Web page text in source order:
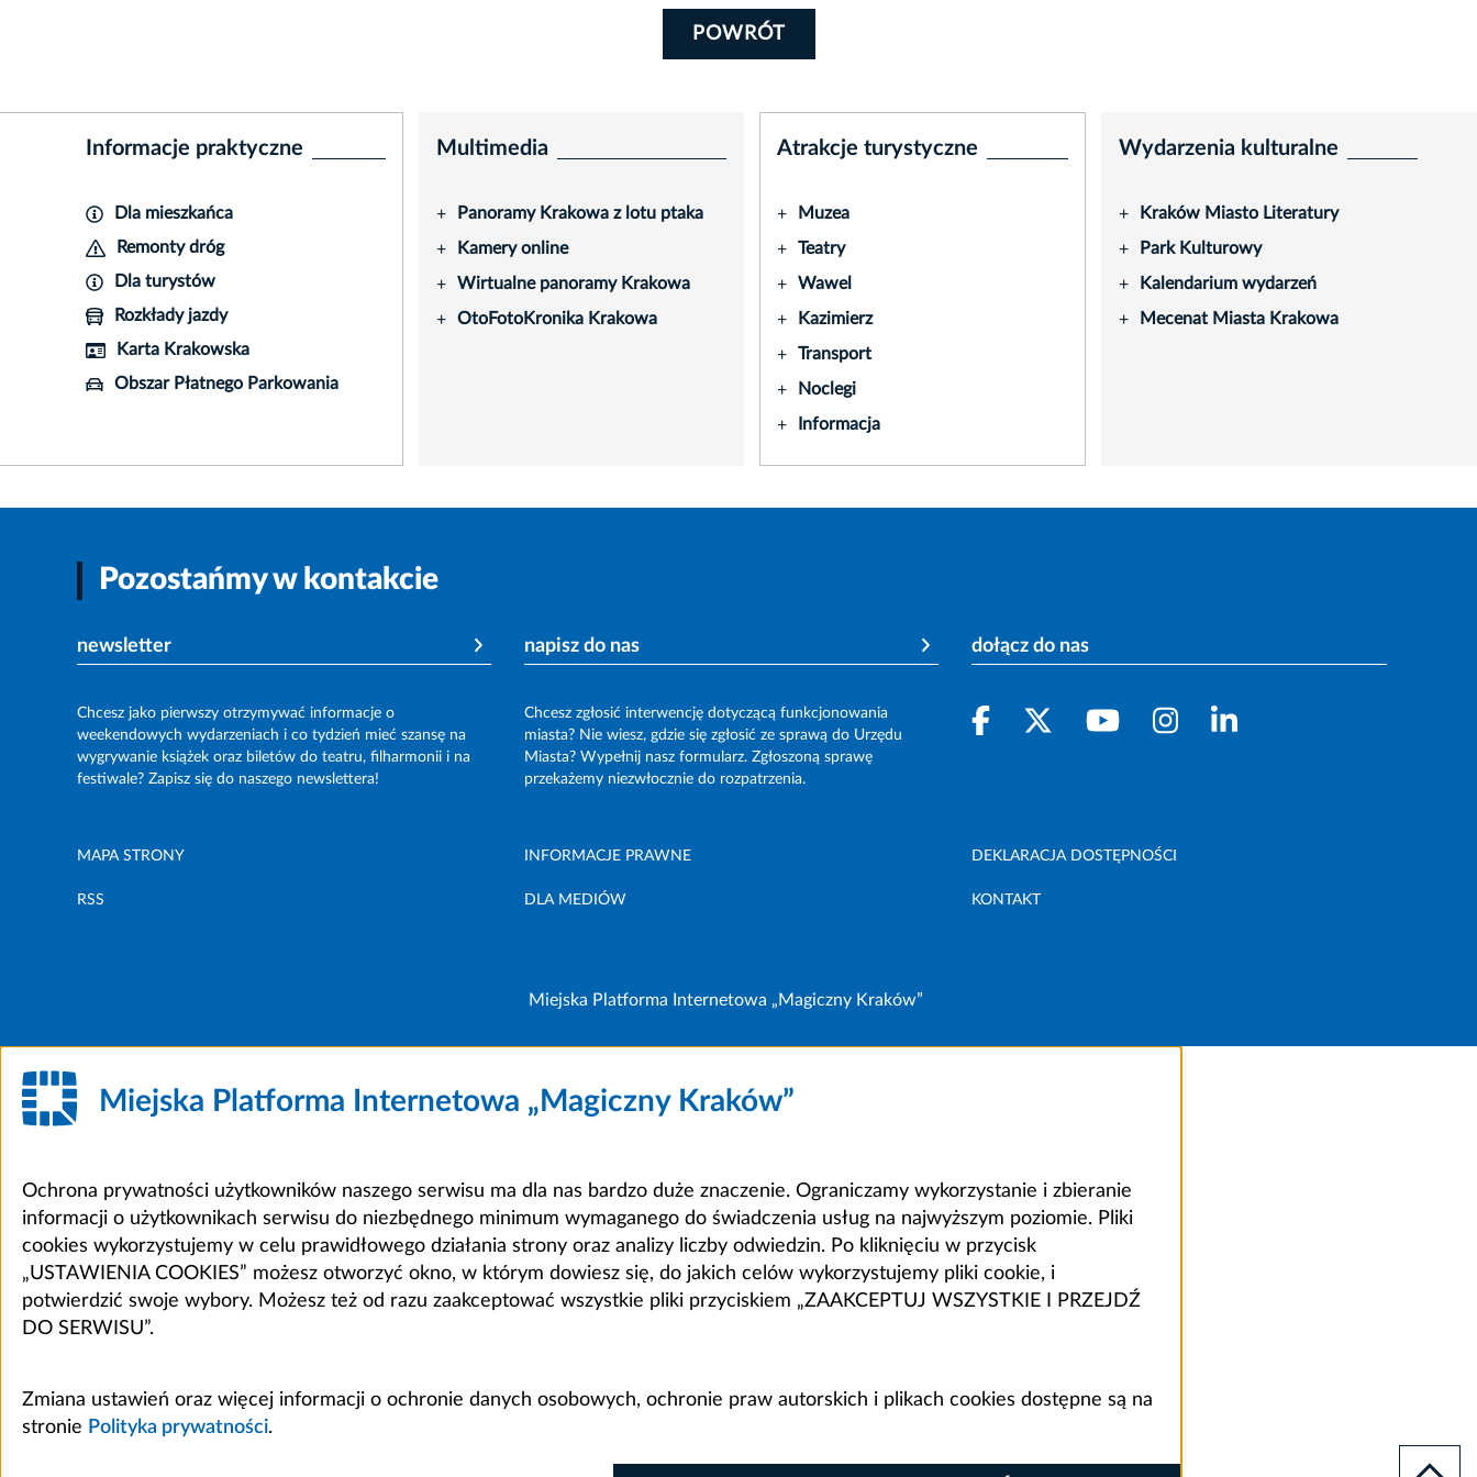
POWRÓT
Informacje praktyczne
Dla mieszkańca
Remonty dróg
Dla turystów
Rozkłady jazdy
Karta Krakowska
Obszar Płatnego Parkowania
Multimedia
+ Panoramy Krakowa z lotu ptaka
+ Kamery online
+ Wirtualne panoramy Krakowa
+ OtoFotoKronika Krakowa
Atrakcje turystyczne
+ Muzea
+ Teatry
+ Wawel
+ Kazimierz
+ Transport
+ Noclegi
+ Informacja
Wydarzenia kulturalne
+ Kraków Miasto Literatury
+ Park Kulturowy
+ Kalendarium wydarzeń
+ Mecenat Miasta Krakowa
Pozostańmy w kontakcie
newsletter
Chcesz jako pierwszy otrzymywać informacje o
weekendowych wydarzeniach i co tydzień mieć szansę na
wygrywanie książek oraz biletów do teatru, filharmonii i na
festiwale? Zapisz się do naszego newslettera!
napisz do nas
Chcesz zgłosić interwencję dotyczącą funkcjonowania
miasta? Nie wiesz, gdzie się zgłosić ze sprawą do Urzędu
Miasta? Wypełnij nasz formularz. Zgłoszoną sprawę
przekażemy niezwłocznie do rozpatrzenia.
dołącz do nas
MAPA STRONY INFORMACJE PRAWNE DEKLARACJA DOSTĘPNOŚCI
RSS DLA MEDIÓW KONTAKT
Miejska Platforma Internetowa „Magiczny Kraków”
Miejska Platforma Internetowa „Magiczny Kraków”
Ochrona prywatności użytkowników naszego serwisu ma dla nas bardzo duże znaczenie. Ograniczamy wykorzystanie i zbieranie
informacji o użytkownikach serwisu do niezbędnego minimum wymaganego do świadczenia usług na najwyższym poziomie. Pliki
cookies wykorzystujemy w celu prawidłowego działania strony oraz analizy liczby odwiedzin. Po kliknięciu w przycisk
„USTAWIENIA COOKIES” możesz otworzyć okno, w którym dowiesz się, do jakich celów wykorzystujemy pliki cookie, i
potwierdzić swoje wybory. Możesz też od razu zaakceptować wszystkie pliki przyciskiem „ZAAKCEPTUJ WSZYSTKIE I PRZEJDŹ
DO SERWISU”.
Zmiana ustawień oraz więcej informacji o ochronie danych osobowych, ochronie praw autorskich i plikach cookies dostępne są na
stronie Polityka prywatności.